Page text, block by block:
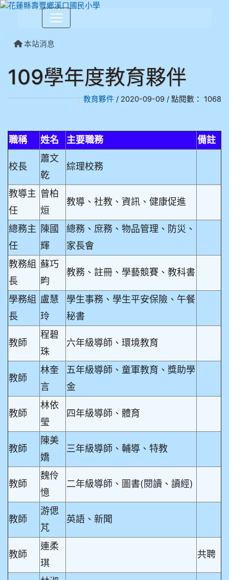
本站消息
109學年度教育夥伴
教育夥件/ 2020-09-09 / 點閱數： 1068
職稱 姓名 主要職務 備註
校長
蕭文
乾
綜理校務
教導主
任
曾柏
烜
教導、社教、資訊 、健康促進
總務主
任
陳國
輝
總務、庶務、物品管理、防災、
家長會
教務組
長
蘇巧
畇
教務、註冊、學藝競賽、教科書
學務組
長
盧慧
玲
學生事務 、學生平安保險、午餐
秘書
教師
程碧
珠
六年級導師、環境教育
教師
林奎
言
五年級導師、童軍教育、獎助學
金
教師
林依
瑩
四年級導師、體育
教師
陳美
嬌
三年級導師、輔導、特教
教師
魏伶
憶
二年級導師、圖書(閱讀、讀經)
教師
游偲
芃
英語、新聞
教師
連柔
琪
共聘